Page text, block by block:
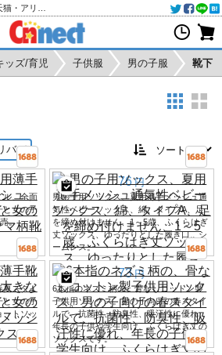
ッズ/育児 子供服 男の子服 靴下
ババ
ル、全面
と女の子
。
76 円
男の子用ソックス、夏用薄手メッシュ通
気性ベビーソックス、綿、タイプA、足
を締め付けません、1～5歳、ふくらはぎ
丈ソックス、ゆったりとした履き口、シ
ームレス。
夏スタイ
と女の子
トソッ
73 円
6本指のネズミ柄の、骨なしコットン製
子供用ソックス。男の子向けの春スタイ
ルで、抗菌性、防臭性、吸汗性に優れ、
年長の子供や学生向け、ふくらはぎ丈の
ソックスです。